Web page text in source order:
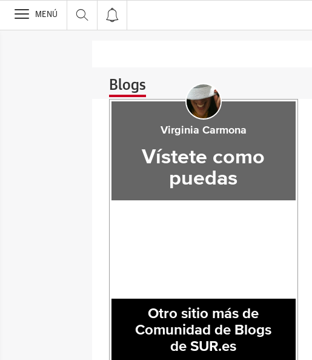
>
MENÚ
Blogs
Virginia Carmona
Vístete como
puedas
Otro sitio más de
Comunidad de Blogs
de SUR.es